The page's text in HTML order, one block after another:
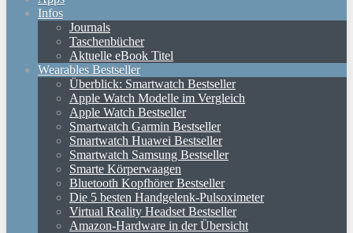
Infos
Journals
Taschenbücher
Aktuelle eBook Titel
Wearables Bestseller
Überblick: Smartwatch Bestseller
Apple Watch Modelle im Vergleich
Apple Watch Bestseller
Smartwatch Garmin Bestseller
Smartwatch Huawei Bestseller
Smartwatch Samsung Bestseller
Smarte Körperwaagen
Bluetooth Kopfhörer Bestseller
Die 5 besten Handgelenk-Pulsoximeter
Virtual Reality Headset Bestseller
Amazon-Hardware in der Übersicht